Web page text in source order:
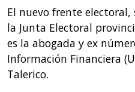
El nuevo frente
la Junta Electoral
es la abogada y ex
Información Financiera
Talerico.